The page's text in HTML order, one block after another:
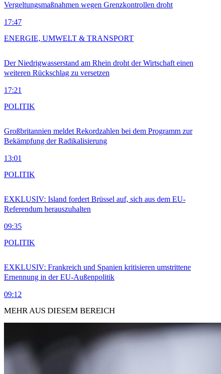
Vergeltungsmaßnahmen wegen Grenzkontrollen droht
17:47
Der Niedrigwasserstand am Rhein droht der Wirtschaft einen
weiteren Rückschlag zu versetzen
17:21
ENERGIE, UMWELT & TRANSPORT
Großbritannien meldet Rekordzahlen bei dem Programm zur
Bekämpfung der Radikalisierung
13:01
POLITIK
EXKLUSIV: Island fordert Brüssel auf, sich aus dem EU-
Referendum herauszuhalten
09:35
POLITIK
EXKLUSIV: Frankreich und Spanien kritisieren umstrittene
Ernennung in der EU-Außenpolitik
09:12
POLITIK
MEHR AUS DIESEM BEREICH